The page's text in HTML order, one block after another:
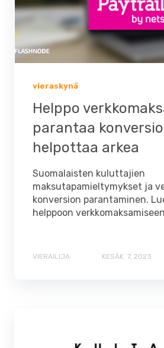
vieraskynä
Helppo
parantaa
helpottaa arkea
Suomalaisten kuluttajien
maksutapamieltymykset ja
konversion parantaminen.
helppoon
VIERAILIJA KESÄK. 7, 2023